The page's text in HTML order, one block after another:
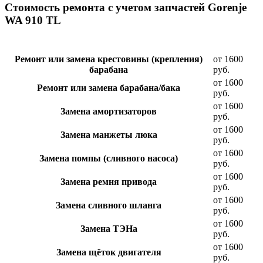
Стоимость ремонта с учетом запчастей Gorenje
WA 910 TL
Ремонт или замена крестовины (крепления)
барабана
от 1600
руб.
Ремонт или замена барабана/бака
от 1600
руб.
Замена амортизаторов
от 1600
руб.
Замена манжеты люка
от 1600
руб.
Замена помпы (сливного насоса)
от 1600
руб.
Замена ремня привода
от 1600
руб.
Замена сливного шланга
от 1600
руб.
Замена ТЭНа
от 1600
руб.
Замена щёток двигателя
от 1600
руб.